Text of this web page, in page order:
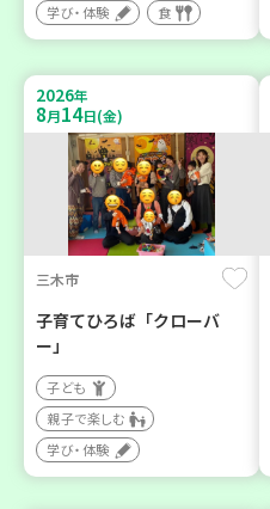
学び・体験
食
2026年
8月14日(金)
三木市
子育てひろば「クローバ
ー」
子ども
親子で楽しむ
学び・体験